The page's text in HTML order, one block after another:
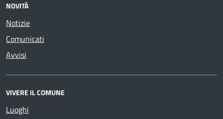
NOVITÀ
Notizie
Comunicati
Avvisi
VIVERE IL COMUNE
Luoghi